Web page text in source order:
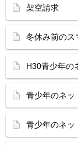
架空請求
冬休み前のス
H30青少年の
青少年のネッ
青少年のネ